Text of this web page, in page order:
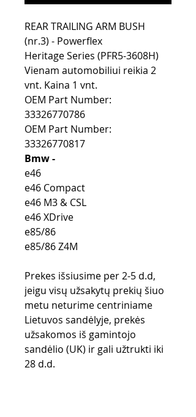
REAR TRAILING ARM BUSH
(nr.3) - Powerflex
Heritage Series (PFR5-3608H)
Vienam automobiliui reikia 2
vnt. Kaina 1 vnt.
OEM Part Number:
33326770786
OEM Part Number:
33326770817
Bmw -
e46
e46 Compact
e46 M3 & CSL
e46 XDrive
e85/86
e85/86 Z4M
Prekes išsiusime per 2-5 d.d,
jeigu visų užsakytų prekių šiuo
metu neturime centriniame
Lietuvos sandėlyje, prekės
užsakomos iš gamintojo
sandėlio (UK) ir gali užtrukti iki
28 d.d.